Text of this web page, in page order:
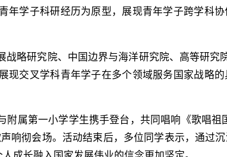
年学子科研经历为原型，展现青年学子跨学科
战略研究院、中国边界与海洋研究院、高等研究
现交叉学科青年学子在多个领域服务国家战略
附属第一小学学生携手登台，共同唱响《歌唱祖
响彻会场。活动结束后，多位同学表示，通过